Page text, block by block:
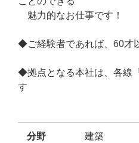
魅力的なお仕事です！
◆ご経験者であれば、60才
◆拠点となる本社は、各線
す
分野 建築